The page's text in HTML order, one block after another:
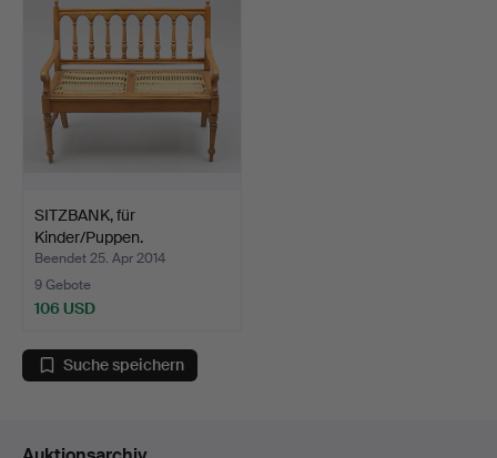
SITZBANK, für
Kinder/Puppen.
Beendet 25. Apr 2014
9 Gebote
106 USD
Suche speichern